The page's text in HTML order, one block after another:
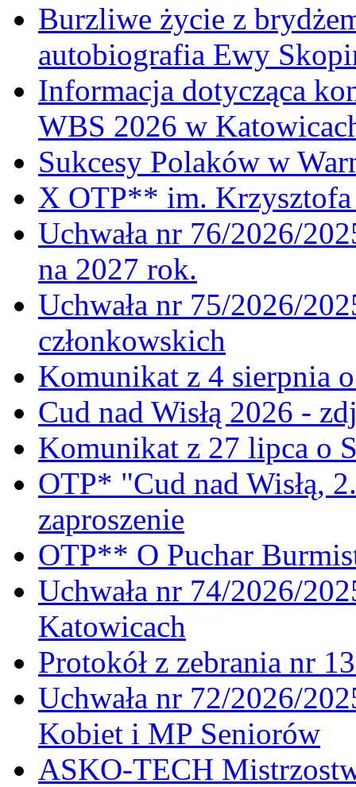
Burzliwe życie z
autobiografia Ewy
Informacja dotycząca
WBS 2026 w
Sukcesy Polaków w
X OTP** im. Krzysztofa
Uchwała nr 76/2026/
na 2027 rok.
Uchwała nr 75/2026/
członkowskich
Komunikat z 4 sierpnia
Cud nad Wisłą 2026 -
Komunikat z 27 lipca o
OTP* "Cud nad Wisłą,
zaproszenie
OTP** O Puchar
Uchwała nr 74/2026/
Katowicach
Protokół z zebrania nr
Uchwała nr 72/2026/
Kobiet i MP Seniorów
ASKO-TECH